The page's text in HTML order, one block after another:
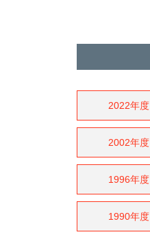
2022年度
2002年度
1996年度
1990年度